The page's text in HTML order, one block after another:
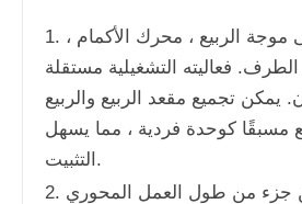
1. يشتمل التكوين على موجة الربيع ، محرك الأكمام ،
فعاليته التشغيلية مستقلة
يمكن تجميع مقعد الربيع والربيع
مسبقًا كوحدة فردية ، مما يسهل
التثبيت.
2. بصرف النظر عن جزء من طول العمل المحوري